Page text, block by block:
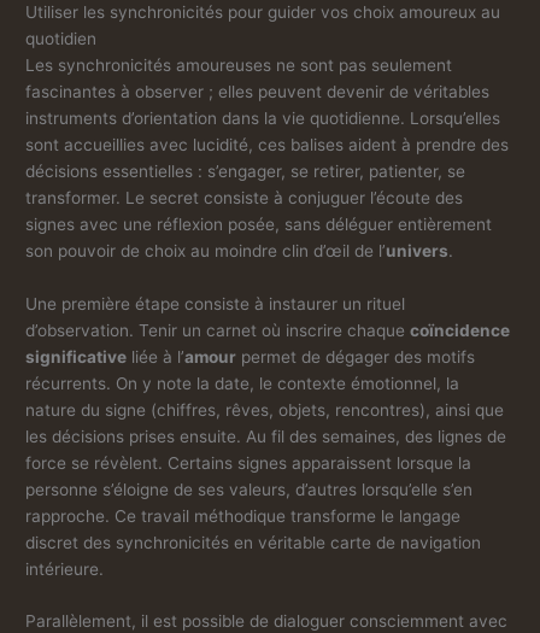
Utiliser les synchronicités pour guider vos choix amoureux au
quotidien
Les synchronicités amoureuses ne sont pas seulement
fascinantes à observer ; elles peuvent devenir de véritables
instruments d’orientation dans la vie quotidienne. Lorsqu’elles
sont accueillies avec lucidité, ces balises aident à prendre des
décisions essentielles : s’engager, se retirer, patienter, se
transformer. Le secret consiste à conjuguer l’écoute des
signes avec une réflexion posée, sans déléguer entièrement
son pouvoir de choix au moindre clin d’œil de l’univers.
Une première étape consiste à instaurer un rituel
d’observation. Tenir un carnet où inscrire chaquecoïncidence
significative liée à l’amour permet de dégager des motifs
récurrents. On y note la date, le contexte émotionnel, la
nature du signe (chiffres, rêves, objets, rencontres), ainsi que
les décisions prises ensuite. Au fil des semaines, des lignes de
force se révèlent. Certains signes apparaissent lorsque la
personne s’éloigne de ses valeurs, d’autres lorsqu’elle s’en
rapproche. Ce travail méthodique transforme le langage
discret des synchronicités en véritable carte de navigation
intérieure.
Parallèlement, il est possible de dialoguer consciemment avec